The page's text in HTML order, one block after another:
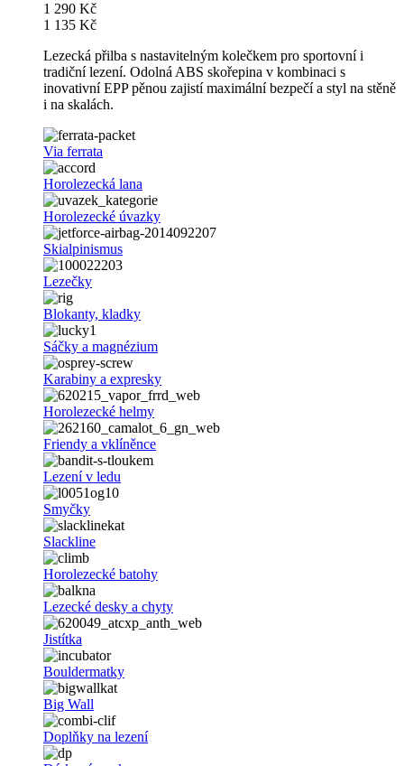
1 290 Kč
1 135 Kč
Lezecká přilba s nastavitelným kolečkem pro sportovní i
tradiční lezení. Odolná ABS skořepina v kombinaci s
inovativní EPP pěnou zajistí maximální bezpečí a styl na stěně
i na skalách.
Via ferrata
Horolezecká lana
Horolezecké úvazky
Skialpinismus
Lezečky
Blokanty, kladky
Sáčky a magnézium
Karabiny a expresky
Horolezecké helmy
Friendy a vklíněnce
Lezení v ledu
Smyčky
Slackline
Horolezecké batohy
Lezecké desky a chyty
Jistítka
Bouldermatky
Big Wall
Doplňky na lezení